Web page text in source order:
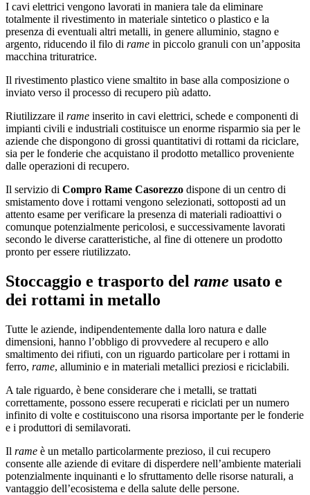
I cavi elettrici vengono lavorati in maniera tale da eliminare
totalmente il rivestimento in materiale sintetico o plastico e la
presenza di eventuali altri metalli, in genere alluminio, stagno e
argento, riducendo il filo di rame in piccolo granuli con un’apposita
macchina trituratrice.
Il rivestimento plastico viene smaltito in base alla composizione o
inviato verso il processo di recupero più adatto.
Riutilizzare il rame inserito in cavi elettrici, schede e componenti di
impianti civili e industriali costituisce un enorme risparmio sia per le
aziende che dispongono di grossi quantitativi di rottami da riciclare,
sia per le fonderie che acquistano il prodotto metallico proveniente
dalle operazioni di recupero.
Il servizio di Compro Rame Casorezzo dispone di un centro di
smistamento dove i rottami vengono selezionati, sottoposti ad un
attento esame per verificare la presenza di materiali radioattivi o
comunque potenzialmente pericolosi, e successivamente lavorati
secondo le diverse caratteristiche, al fine di ottenere un prodotto
pronto per essere riutilizzato.
Stoccaggio e trasporto del rame usato e
dei rottami in metallo
Tutte le aziende, indipendentemente dalla loro natura e dalle
dimensioni, hanno l’obbligo di provvedere al recupero e allo
smaltimento dei rifiuti, con un riguardo particolare per i rottami in
ferro, rame, alluminio e in materiali metallici preziosi e riciclabili.
A tale riguardo, è bene considerare che i metalli, se trattati
correttamente, possono essere recuperati e riciclati per un numero
infinito di volte e costituiscono una risorsa importante per le fonderie
e i produttori di semilavorati.
Il rame è un metallo particolarmente prezioso, il cui recupero
consente alle aziende di evitare di disperdere nell’ambiente materiali
potenzialmente inquinanti e lo sfruttamento delle risorse naturali, a
vantaggio dell’ecosistema e della salute delle persone.